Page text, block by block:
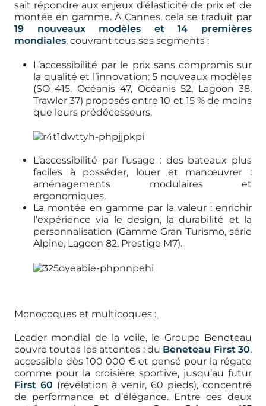
sait répondre aux enjeux d’élasticité de prix et de
montée en gamme. À Cannes, cela se traduit par
19 nouveaux modèles et 14 premières
mondiales, couvrant tous ses segments :
L’accessibilité par le prix sans compromis sur
la qualité et l’innovation: 5 nouveaux modèles
(SO 415, Océanis 47, Océanis 52, Lagoon 38,
Trawler 37) proposés entre 10 et 15 % de moins
que leurs prédécesseurs.
L’accessibilité par l’usage : des bateaux plus
faciles à posséder, louer et manœuvrer :
aménagements modulaires et
ergonomiques.
La montée en gamme par la valeur : enrichir
l’expérience via le design, la durabilité et la
personnalisation (Gamme Gran Turismo, série
Alpine, Lagoon 82, Prestige M7).
Monocoques et multicoques :
Leader mondial de la voile, le Groupe Beneteau
couvre toutes les attentes : du Beneteau First 30,
accessible dès 100 000 € et pensé pour la régate
comme pour la croisière sportive, jusqu’au futur
First 60 (révélation à venir, 60 pieds), concentré
de performance et d’élégance. Entre ces deux